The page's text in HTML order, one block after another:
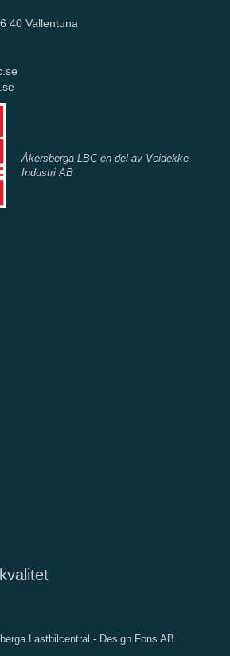
40 Vallentuna
Åkersberga LBC en del av Veidekke
Industri AB
Lastbilcentral - Design Fons AB